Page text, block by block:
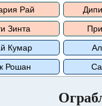
Рай
Зинта
Кумар
Рошан